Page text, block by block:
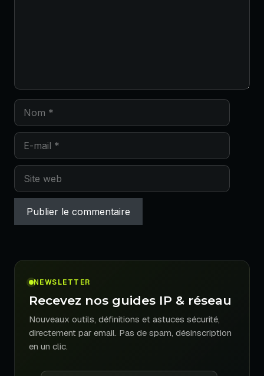
Nom
E-
mail
Site
web
NEWSLETTER
Recevez nos guides IP & réseau
Nouveaux outils, définitions et astuces sécurité,
directement par email. Pas de spam, désinscription
en un clic.